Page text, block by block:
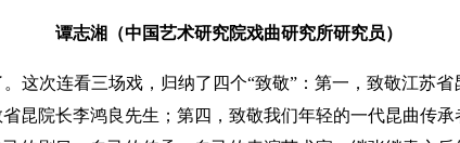
谭志湘（中国艺术研究院戏曲研究所研究员）
次连看三场戏，归纳了四个“致敬”：第一，致敬江苏省
昆院长李鸿良先生；第四，致敬我们年轻的一代昆曲传